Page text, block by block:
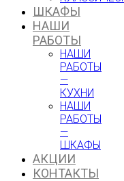
ШКАФЫ
НАШИ
РАБОТЫ
НАШИ
РАБОТЫ
—
КУХНИ
НАШИ
РАБОТЫ
—
ШКАФЫ
АКЦИИ
КОНТАКТЫ